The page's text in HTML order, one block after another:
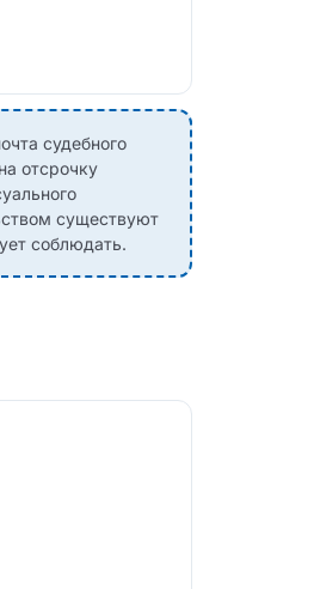
судебного
отсрочку
существуют
соблюдать.